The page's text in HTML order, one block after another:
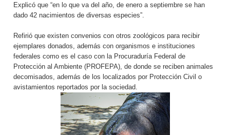
Explicó que “en lo que va del año, de enero a septiembre se han
dado 42 nacimientos de diversas especies”.
Refirió que existen convenios con otros zoológicos para recibir
ejemplares donados, además con organismos e instituciones
federales como es el caso con la Procuraduría Federal de
Protección al Ambiente (PROFEPA), de donde se reciben animales
decomisados, además de los localizados por Protección Civil o
avistamientos reportados por la sociedad.